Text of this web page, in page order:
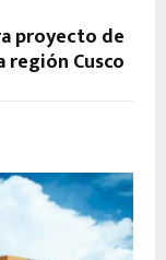
proyecto de
región Cusco